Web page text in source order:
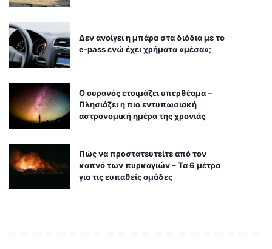
Δεν ανοίγει η μπάρα στα διόδια με το
e-pass ενώ έχει χρήματα «μέσα»;
Ο ουρανός ετοιμάζει υπερθέαμα –
Πλησιάζει η πιο εντυπωσιακή
αστρονομική ημέρα της χρονιάς
Πώς να προστατευτείτε από τον
καπνό των πυρκαγιών – Τα 6 μέτρα
για τις ευπαθείς ομάδες